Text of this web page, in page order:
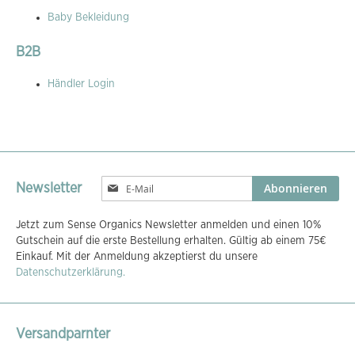
Baby Bekleidung
B2B
Händler Login
Newsletter
Melden
Sie
für
unseren
Newsletter
an:
Abonnieren
Jetzt zum Sense Organics Newsletter anmelden und einen 10%
Gutschein auf die erste Bestellung erhalten. Gültig ab einem 75€
Einkauf. Mit der Anmeldung akzeptierst du unsere
Datenschutzerklärung.
Versandparnter